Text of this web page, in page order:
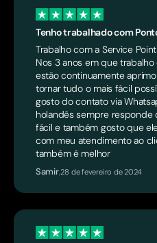
Tenho trabalhado com
Trabalho com a Service
Nos 3 anos em que
estão continuamente
tornar tudo o mais fácil
gosto do contato via
holandês sempre responde
fácil e também gosto que
com meu atendimento ao
também é melhor
Samir,28 de fevereiro de 2024